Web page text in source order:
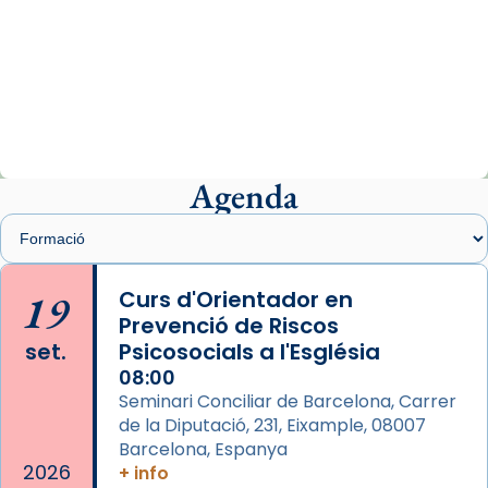
presidit aquest 27 de juliol la missa de Les
Santes de Mataró.
🔗
📸 J. Merino
Photo
View on Facebook · Share
Arquebisbat de Barcelonais at Catedral
de Barcelona.
2 weeks ago
Agenda
19
set.
2026
Curs d'Orientador en
Prevenció de Riscos
Psicosocials a l'Església
08:00
Seminari Conciliar de Barcelona, Carrer
de la Diputació, 231, Eixample, 08007
Barcelona, Espanya
+ info